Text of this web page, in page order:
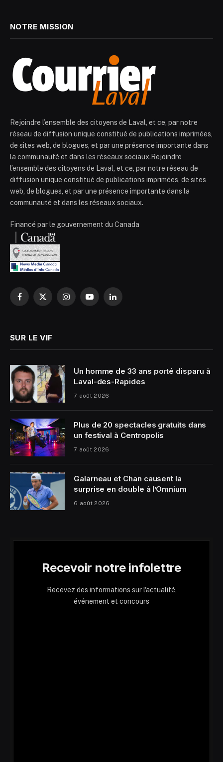
NOTRE MISSION
Rejoindre l’ensemble des citoyens de Laval, et ce, par notre
réseau de diffusion unique constitué de publications imprimées,
de sites web, de blogues, et par une présence importante dans
la communauté et dans les réseaux sociaux.Rejoindre
l’ensemble des citoyens de Laval, et ce, par notre réseau de
diffusion unique constitué de publications imprimées, de sites
web, de blogues, et par une présence importante dans la
communauté et dans les réseaux sociaux.
Financé par le gouvernement du Canada
Facebook
X
InstagramYouTubeLinkedIn
SUR LE VIF
Un homme de 33 ans porté disparu à
Laval-des-Rapides
7 août 2026
Plus de 20 spectacles gratuits dans
un festival à Centropolis
7 août 2026
Galarneau et Chan causent la
surprise en double à l’Omnium
6 août 2026
Recevoir notre infolettre
Recevez des informations sur l'actualité,
événement et concours